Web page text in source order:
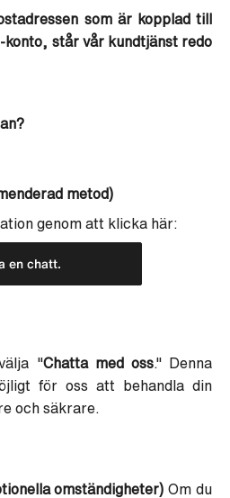
som är kopplad till
står vår kundtjänst redo
metod)
genom att klicka här:
en chatt.
"Chatta med oss." Denna
för oss att behandla din
och säkrare.
omständigheter) Om du